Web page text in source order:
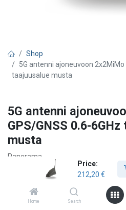
Price:
212,20 €
Home Search
Shop
5G antenni ajoneuvoon 2x2MiMo
taajuusalue musta
5G antenni
GPS/GNSS 0.6-
musta
Panorama
OEM-tyylinen haineväantenni
GPS/GNSS-vastaanotin
Tuki ulkoiselle piiska-